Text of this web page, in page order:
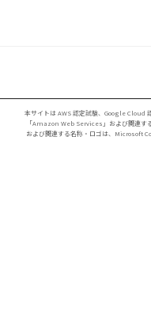
本サイトは AWS 認定試験、Google Cloud
「Amazon Web Services」および関連す
および関連する名称・ロゴは、Microsoft